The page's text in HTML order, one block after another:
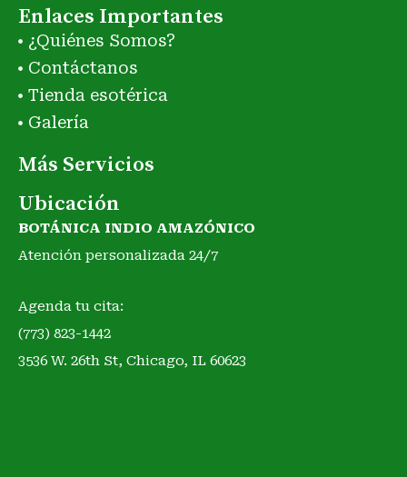
Enlaces Importantes
¿Quiénes Somos?
Contáctanos
Tienda esotérica
Galería
Más Servicios
Ubicación
BOTÁNICA INDIO AMAZÓNICO
Atención personalizada 24/7
Agenda tu cita:
(773) 823-1442
3536 W. 26th St, Chicago, IL 60623